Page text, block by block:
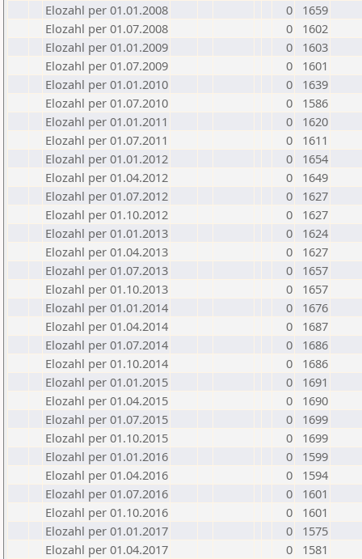
Elozahl per 01.01.2008
0
1659
Elozahl per 01.07.2008
0
1602
Elozahl per 01.01.2009
0
1603
Elozahl per 01.07.2009
0
1601
Elozahl per 01.01.2010
0
1639
Elozahl per 01.07.2010
0
1586
Elozahl per 01.01.2011
0
1620
Elozahl per 01.07.2011
0
1611
Elozahl per 01.01.2012
0
1654
Elozahl per 01.04.2012
0
1649
Elozahl per 01.07.2012
0
1627
Elozahl per 01.10.2012
0
1627
Elozahl per 01.01.2013
0
1624
Elozahl per 01.04.2013
0
1627
Elozahl per 01.07.2013
0
1657
Elozahl per 01.10.2013
0
1657
Elozahl per 01.01.2014
0
1676
Elozahl per 01.04.2014
0
1687
Elozahl per 01.07.2014
0
1686
Elozahl per 01.10.2014
0
1686
Elozahl per 01.01.2015
0
1691
Elozahl per 01.04.2015
0
1690
Elozahl per 01.07.2015
0
1699
Elozahl per 01.10.2015
0
1699
Elozahl per 01.01.2016
0
1599
Elozahl per 01.04.2016
0
1594
Elozahl per 01.07.2016
0
1601
Elozahl per 01.10.2016
0
1601
Elozahl per 01.01.2017
0
1575
Elozahl per 01.04.2017
0
1581